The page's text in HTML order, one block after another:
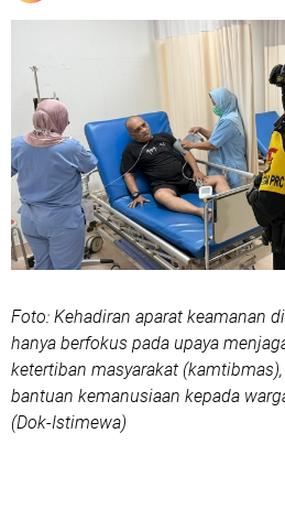
Foto: Kehadiran aparat keamanan
hanya berfokus pada upaya
ketertiban masyarakat
bantuan kemanusiaan kepada
(Dok-Istimewa)